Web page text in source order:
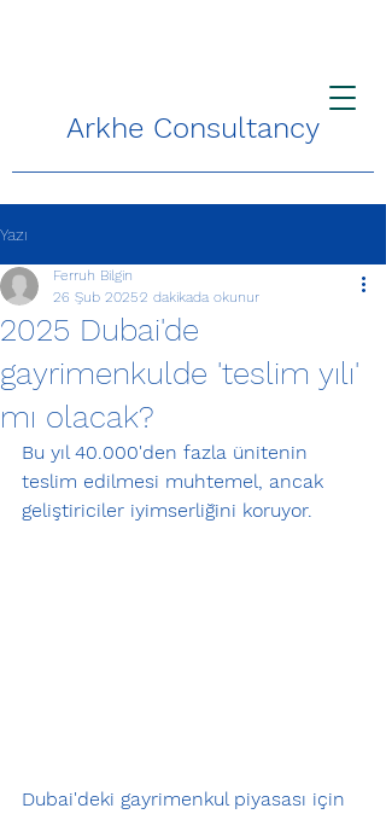
Arkhe Consultancy
Yazı
2025 Dubai'de
gayrimenkulde 'teslim yılı'
mı olacak?
Ferruh Bilgin
26 Şub 20252 dakikada okunur
Bu yıl 40.000'den fazla ünitenin
teslim edilmesi muhtemel, ancak
geliştiriciler iyimserliğini koruyor.
Dubai'deki gayrimenkul piyasası için